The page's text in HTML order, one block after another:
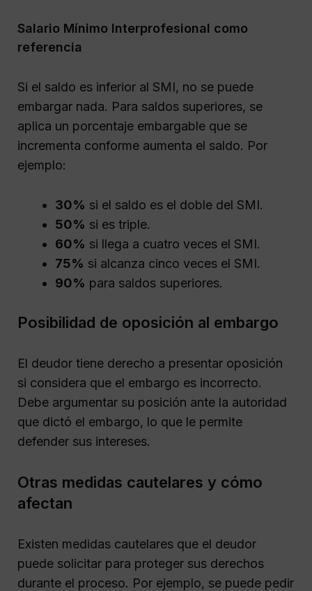
Salario Mínimo Interprofesional como
referencia
Si el saldo es inferior al SMI, no se puede
embargar nada. Para saldos superiores, se
aplica un porcentaje embargable que se
incrementa conforme aumenta el saldo. Por
ejemplo:
30% si el saldo es el doble del SMI.
50% si es triple.
60% si llega a cuatro veces el SMI.
75% si alcanza cinco veces el SMI.
90% para saldos superiores.
Posibilidad de oposición al embargo
El deudor tiene derecho a presentar oposición
si considera que el embargo es incorrecto.
Debe argumentar su posición ante la autoridad
que dictó el embargo, lo que le permite
defender sus intereses.
Otras medidas cautelares y cómo
afectan
Existen medidas cautelares que el deudor
puede solicitar para proteger sus derechos
durante el proceso. Por ejemplo, se puede pedir